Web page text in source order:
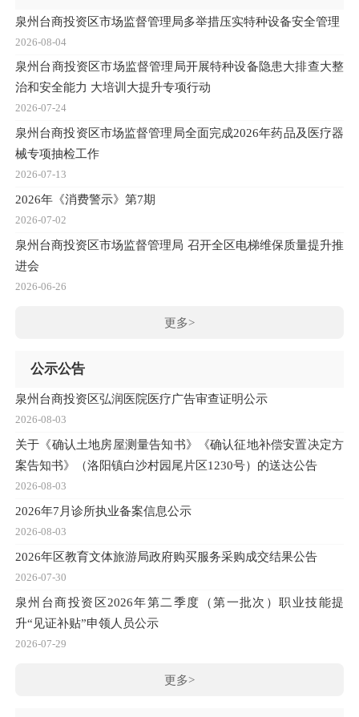
泉州台商投资区市场监督管理局多举措压实特种设备安全管理
2026-08-04
泉州台商投资区市场监督管理局开展特种设备隐患大排查大整
治和安全能力 大培训大提升专项行动
2026-07-24
泉州台商投资区市场监督管理局全面完成2026年药品及医疗器
械专项抽检工作
2026-07-13
2026年《消费警示》第7期
2026-07-02
泉州台商投资区市场监督管理局 召开全区电梯维保质量提升推
进会
2026-06-26
更多>
公示公告
泉州台商投资区弘润医院医疗广告审查证明公示
2026-08-03
关于《确认土地房屋测量告知书》《确认征地补偿安置决定方
案告知书》（洛阳镇白沙村园尾片区1230号）的送达公告
2026-08-03
2026年7月诊所执业备案信息公示
2026-08-03
2026年区教育文体旅游局政府购买服务采购成交结果公告
2026-07-30
泉州台商投资区2026年第二季度（第一批次）职业技能提
升“见证补贴”申领人员公示
2026-07-29
更多>